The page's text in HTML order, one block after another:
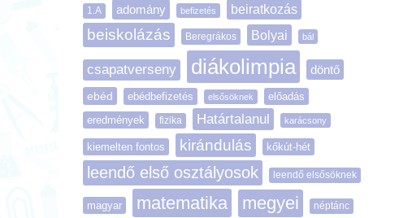
1.A adomány befizetés beiratkozás
beiskolázás Beregrákos Bolyai bál
csapatverseny diákolimpia döntő
ebéd ebédbefizetés elsősöknek
előadás
eredmények
fizika Határtalanul karácsony
kiemelten fontos kirándulás kőkút-hét
leendő első osztályosok leendő elsősöknek
magyar matematika megyei néptánc